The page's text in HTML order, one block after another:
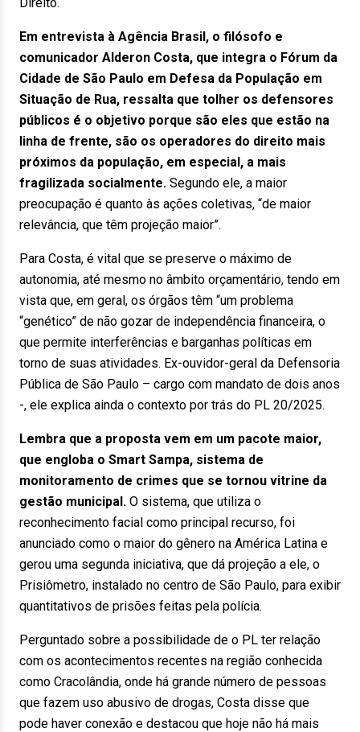
Em entrevista à Agência Brasil, o filósofo e
comunicador Alderon Costa, que integra o Fórum da
Cidade de São Paulo em Defesa da População em
Situação de Rua, ressalta que tolher os defensores
públicos é o objetivo porque são eles que estão na
linha de frente, são os operadores do direito mais
próximos da população, em especial, a mais
fragilizada socialmente. Segundo ele, a maior
preocupação é quanto às ações coletivas, “de maior
relevância, que têm projeção maior”.
Para Costa, é vital que se preserve o máximo de
autonomia, até mesmo no âmbito orçamentário, tendo em
vista que, em geral, os órgãos têm “um problema
“genético” de não gozar de independência financeira, o
que permite interferências e barganhas políticas em
torno de suas atividades. Ex-ouvidor-geral da Defensoria
Pública de São Paulo – cargo com mandato de dois anos
-, ele explica ainda o contexto por trás do PL 20/2025.
Lembra que a proposta vem em um pacote maior,
que engloba o Smart Sampa, sistema de
monitoramento de crimes que se tornou vitrine da
gestão municipal. O sistema, que utiliza o
reconhecimento facial como principal recurso, foi
anunciado como o maior do gênero na América Latina e
gerou uma segunda iniciativa, que dá projeção a ele, o
Prisiômetro, instalado no centro de São Paulo, para exibir
quantitativos de prisões feitas pela polícia.
Perguntado sobre a possibilidade de o PL ter relação
com os acontecimentos recentes na região conhecida
como Cracolândia, onde há grande número de pessoas
que fazem uso abusivo de drogas, Costa disse que
pode haver conexão e destacou que hoje não há mais